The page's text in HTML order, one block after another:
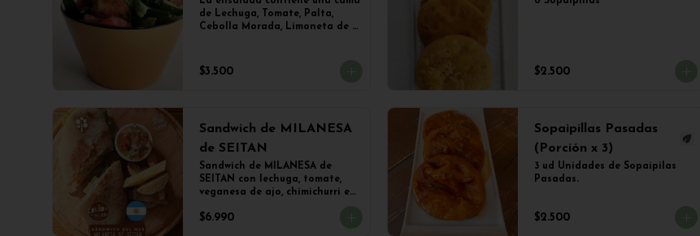
de Lechuga, Tomate, Palta,
Cebolla Morada, Limoneta de
Lentejas, Tofu Crispy o Falafel.
$3.500 $2.500
Sandwich de MILANESA
de SEITAN
Sandwich de MILANESA de
SEITAN con lechuga, tomate,
veganesa de ajo, chimichurri en
de papas fritas.
$6.990
Sopaipillas Pasadas
(Porción x 3)
3 ud Unidades de Sopaipilas
Pasadas.
$2.500